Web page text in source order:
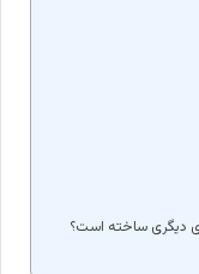
دیگری ساخته است؟